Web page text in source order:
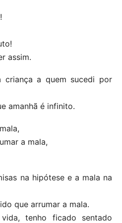
assim.
criança a quem sucedi por
amanhã é infinito.
a mala,
na hipótese e a mala na
que arrumar a mala.
tenho ficado sentado